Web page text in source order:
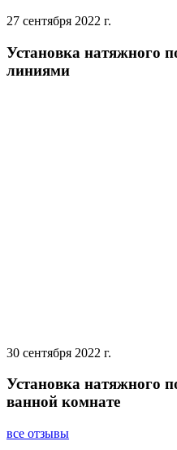
27 сентября 2022 г.
Установка натяжного
линиями
30 сентября 2022 г.
Установка натяжного
ванной комнате
все отзывы